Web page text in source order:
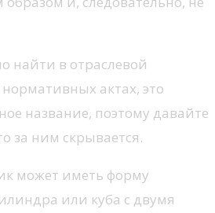
найти в отраслевой
актах, это
название, поэтому давайте
за ним скрывается.
может иметь форму
или куба с двумя